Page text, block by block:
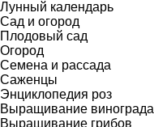
Лунный календарь
Сад и огород
Плодовый сад
Огород
Семена и рассада
Саженцы
Энциклопедия роз
Выращивание винограда
Выращивание грибов